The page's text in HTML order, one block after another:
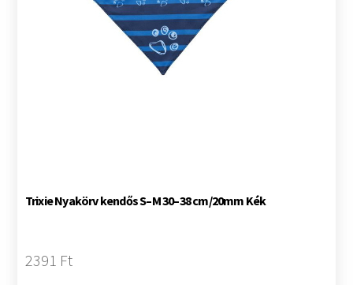
Trixie Nyakörv kendős S–M 30–38 cm/20mm Kék
2391 Ft